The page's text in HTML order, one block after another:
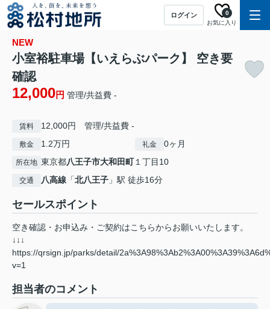
ログイン
お気に入り
0
NEW
小室裕駐車場【いえらぶパーク】 空き要
確認
12,000円 管理/共益費 -
賃料 12,000円 管理/共益費 -
敷金 1.2万円 礼金 0ヶ月
所在地 東京都八王子市大和田町１丁目10
交通 八高線 「北八王子 」駅 徒歩16分
セールスポイント
空き確認・お申込み・ご契約はこちらからお願いいたします。
↓↓↓
https://qrsign.jp/parks/detail/
v=1
担当者のコメント